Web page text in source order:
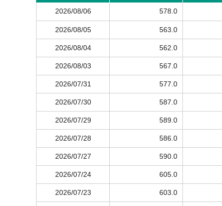
2026/08/06 578.0
2026/08/05 563.0
2026/08/04 562.0
2026/08/03 567.0
2026/07/31 577.0
2026/07/30 587.0
2026/07/29 589.0
2026/07/28 586.0
2026/07/27 590.0
2026/07/24 605.0
2026/07/23 603.0